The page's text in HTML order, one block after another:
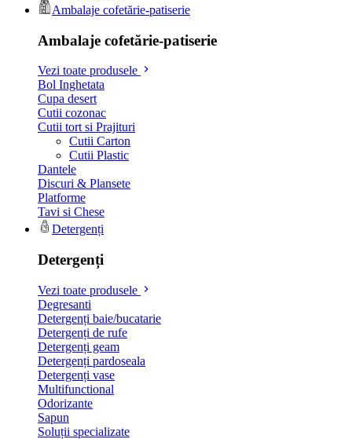
Ambalaje cofetărie-patiserie
Ambalaje cofetărie-patiserie
Vezi toate produsele
Bol Inghetata
Cupa desert
Cutii cozonac
Cutii tort si Prajituri
Cutii Carton
Cutii Plastic
Dantele
Discuri & Plansete
Platforme
Tavi si Chese
Detergenți
Detergenți
Vezi toate produsele
Degresanti
Detergenți baie/bucatarie
Detergenți de rufe
Detergenți geam
Detergenți pardoseala
Detergenți vase
Multifunctional
Odorizante
Sapun
Soluții specializate